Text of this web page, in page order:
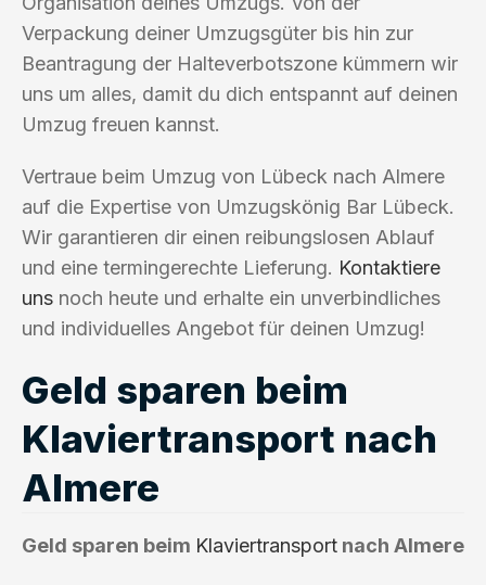
Verpackung deiner Umzugsgüter bis hin zur
Beantragung der Halteverbotszone kümmern wir
uns um alles, damit du dich entspannt auf deinen
Umzug freuen kannst.
Vertraue beim Umzug von Lübeck nach Almere
auf die Expertise von Umzugskönig Bar Lübeck.
Wir garantieren dir einen reibungslosen Ablauf
und eine termingerechte Lieferung. Kontaktiere
uns noch heute und erhalte ein unverbindliches
und individuelles Angebot für deinen Umzug!
Geld sparen beim
Klaviertransport nach
Almere
Geld sparen beim Klaviertransport nach Almere